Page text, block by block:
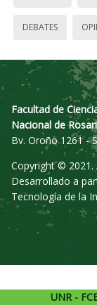
DEBATES
Facultad de
Nacional de
Bv. Oroño 1261 -
Copyright © 2021.
Desarrollado a
Tecnología de la
UNR -